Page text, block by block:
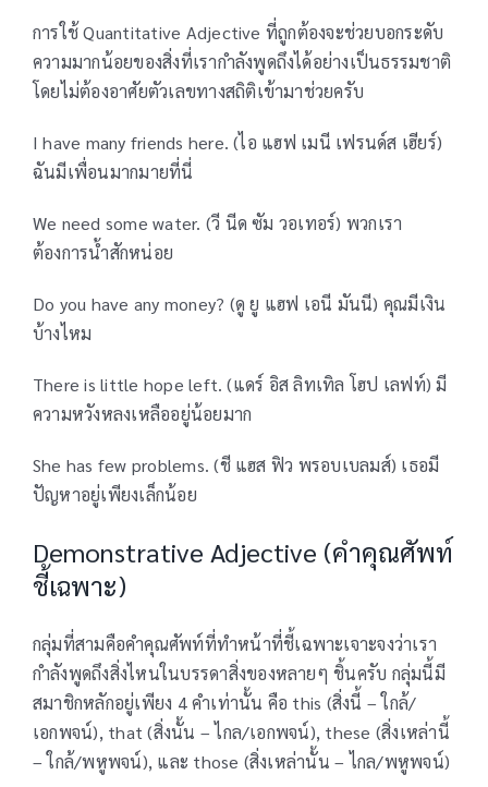
การใช้ Quantitative Adjective ที่ถูกต้องจะช่วยบอกระดับ
ความมากน้อยของสิ่งที่เรากำลังพูดถึงได้อย่างเป็นธรรมชาติ
โดยไม่ต้องอาศัยตัวเลขทางสถิติเข้ามาช่วยครับ
I have many friends here. (ไอ แฮฟ เมนี เฟรนด์ส เฮียร์)
ฉันมีเพื่อนมากมายที่นี่
We need some water. (วี นีด ซัม วอเทอร์) พวกเรา
ต้องการน้ำสักหน่อย
Do you have any money? (ดู ยู แฮฟ เอนี มันนี) คุณมีเงิน
บ้างไหม
There is little hope left. (แดร์ อิส ลิทเทิล โฮป เลฟท์) มี
ความหวังหลงเหลืออยู่น้อยมาก
She has few problems. (ชี แฮส ฟิว พรอบเบลมส์) เธอมี
ปัญหาอยู่เพียงเล็กน้อย
Demonstrative Adjective (คำคุณศัพท์
ชี้เฉพาะ)
กลุ่มที่สามคือคำคุณศัพท์ที่ทำหน้าที่ชี้เฉพาะเจาะจงว่าเรา
กำลังพูดถึงสิ่งไหนในบรรดาสิ่งของหลายๆ ชิ้นครับ กลุ่มนี้มี
สมาชิกหลักอยู่เพียง 4 คำเท่านั้น คือ this (สิ่งนี้ – ใกล้/
เอกพจน์), that (สิ่งนั้น – ไกล/เอกพจน์), these (สิ่งเหล่านี้
– ใกล้/พหูพจน์), และ those (สิ่งเหล่านั้น – ไกล/พหูพจน์)